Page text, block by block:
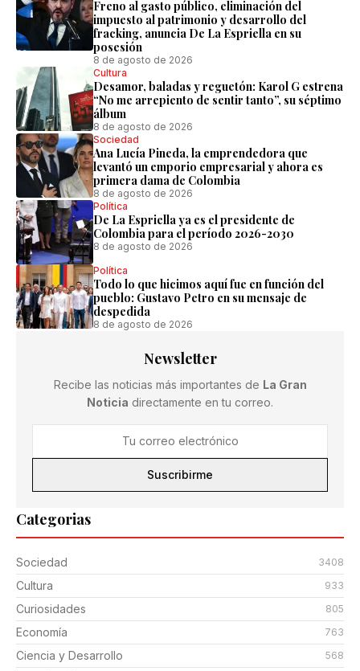
Freno al gasto público, eliminación del
impuesto al patrimonio y desarrollo del
fracking, anuncia De La Espriella en su
posesión
8 de agosto de 2026
Cultura
Desamor, baladas y reguetón: Karol G estrena
“No me arrepiento de sentir tanto”, su séptimo
álbum
8 de agosto de 2026
Sociedad
Ana Lucía Pineda, la emprendedora que
levantó un emporio empresarial y ahora es
primera dama de Colombia
8 de agosto de 2026
Política
De La Espriella ya es el presidente de
Colombia para el período 2026-2030
8 de agosto de 2026
Política
Todo lo que hicimos aquí fue en función del
pueblo: Gustavo Petro en su mensaje de
despedida
8 de agosto de 2026
Categorias
Sociedad 3408
Cultura 933
Curiosidades 805
Economía 763
Ciencia y Desarrollo 568
Newsletter
Recibe las noticias más importantes de La Gran
Noticia directamente en tu correo.
Suscribirme